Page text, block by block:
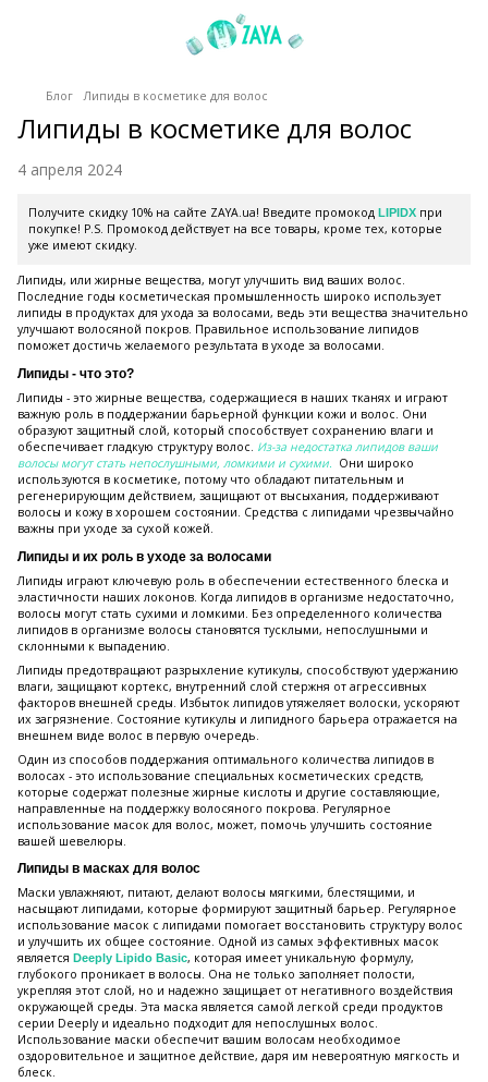
Блог Липиды в косметике для волос
Липиды в косметике для волос
4 апреля 2024
Получите скидку 10% на сайте ZAYA.ua! Введите промокод LIPIDX при
покупке! P.S. Промокод действует на все товары, кроме тех, которые
уже имеют скидку.
Липиды, или жирные вещества, могут улучшить вид ваших волос.
Последние годы косметическая промышленность широко использует
липиды в продуктах для ухода за волосами, ведь эти вещества значительно
улучшают волосяной покров. Правильное использование липидов
поможет достичь желаемого результата в уходе за волосами.
Липиды - что это?
Липиды - это жирные вещества, содержащиеся в наших тканях и играют
важную роль в поддержании барьерной функции кожи и волос. Они
образуют защитный слой, который способствует сохранению влаги и
обеспечивает гладкую структуру волос. Из-за недостатка липидов ваши
волосы могут стать непослушными, ломкими и сухими.
Они широко
используются в косметике, потому что обладают питательным и
регенерирующим действием, защищают от высыхания, поддерживают
волосы и кожу в хорошем состоянии. Средства с липидами чрезвычайно
важны при уходе за сухой кожей.
Липиды и их роль в уходе за волосами
Липиды играют ключевую роль в обеспечении естественного блеска и
эластичности наших локонов. Когда липидов в организме недостаточно,
волосы могут стать сухими и ломкими. Без определенного количества
липидов в организме волосы становятся тусклыми, непослушными и
склонными к выпадению.
Липиды предотвращают разрыхление кутикулы, способствуют удержанию
влаги, защищают кортекс, внутренний слой стержня от агрессивных
факторов внешней среды. Избыток липидов утяжеляет волоски, ускоряют
их загрязнение. Состояние кутикулы и липидного барьера отражается на
внешнем виде волос в первую очередь.
Один из способов поддержания оптимального количества липидов в
волосах - это использование специальных косметических средств,
которые содержат полезные жирные кислоты и другие составляющие,
направленные на поддержку волосяного покрова. Регулярное
использование масок для волос, может, помочь улучшить состояние
вашей шевелюры.
Липиды в масках для волос
Маски увлажняют, питают, делают волосы мягкими, блестящими, и
насыщают липидами, которые формируют защитный барьер. Регулярное
использование масок с липидами помогает восстановить структуру волос
и улучшить их общее состояние. Одной из самых эффективных масок
является Deeply Lipido Basic, которая имеет уникальную формулу,
глубокого проникает в волосы. Она не только заполняет полости,
укрепляя этот слой, но и надежно защищает от негативного воздействия
окружающей среды. Эта маска является самой легкой среди продуктов
серии Deeply и идеально подходит для непослушных волос.
Использование маски обеспечит вашим волосам необходимое
оздоровительное и защитное действие, даря им невероятную мягкость и
блеск.